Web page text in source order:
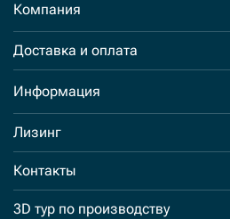
Компания
Доставка и оплата
Информация
Лизинг
Контакты
3D тур по производству